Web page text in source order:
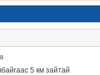
5 км зайтай